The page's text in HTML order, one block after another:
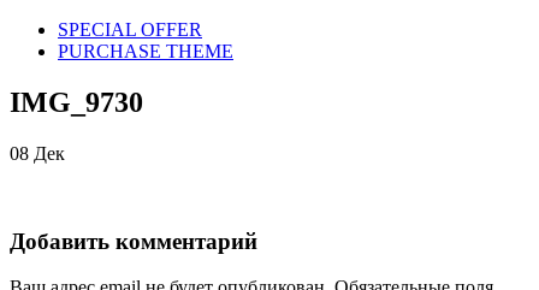
SPECIAL OFFER
PURCHASE THEME
IMG_9730
08 Дек
Добавить комментарий